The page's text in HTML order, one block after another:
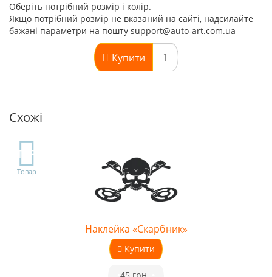
Оберіть потрібний розмір і колір.
Якщо потрібний розмір не вказаний на сайті, надсилайте
бажані параметри на пошту support@auto-art.com.ua
Купити
Схожі
TOP
Товар
Наклейка «Скарбник»
Купити